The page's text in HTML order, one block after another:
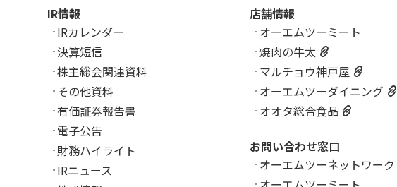
IR情報
IRカレンダー
決算短信
株主総会関連資料
その他資料
有価証券報告書
電子公告
財務ハイライト
IRニュース
店舗情報
オーエムツーミート
焼肉の牛太
マルチョウ神戸屋
オーエムツーダイニング
オオタ総合食品
お問い合わせ窓口
オーエムツーネットワーク